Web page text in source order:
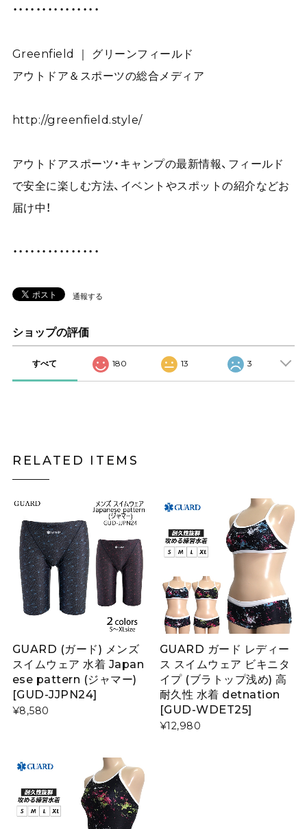
・・・・・・・・・・・・・・・
Greenfield ｜ グリーンフィールド
アウトドア＆スポーツの総合メディア
http://greenfield.style/
アウトドアスポーツ・キャンプの最新情報、フィールド
で安全に楽しむ方法、イベントやスポットの紹介などお
届け中！
・・・・・・・・・・・・・・・
通報する
ショップの評価
すべて 180 13 3
RELATED ITEMS
GUARD (ガード) メンズ
スイムウェア 水着 Japan
ese pattern (ジャマー)
[GUD-JJPN24]
¥8,580
GUARD ガード レディー
ス スイムウェア ビキニタ
イプ (ブラトップ浅め) 高
耐久性 水着 detnation
[GUD-WDET25]
¥12,980